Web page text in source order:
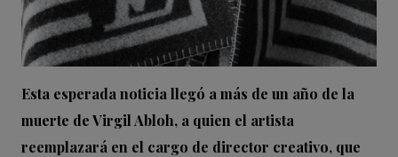
Esta esperada noticia llegó a más de un año de la
muerte de Virgil Abloh, a quien el artista
reemplazará en el cargo de director creativo, que